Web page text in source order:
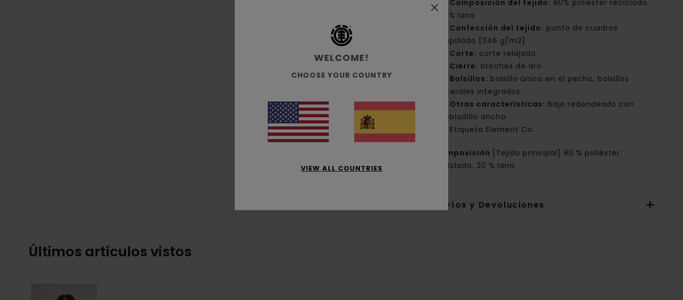
Composición del tejido: 80% poliéster reciclado,
20% lana
Confección del tejido: punto de cuadros
cepillado [346 g/m2]
Corte: corte relajado
Cierre: broches de aro
Bolsillos: bolsillo único en el pecho, bolsillos
laterales integrados
Otras características: bajo redondeado con
dobladillo ancho
Etiqueta Element Co.
Composición
[Tejido principal] 80 % poliéster
reciclado, 20 % lana
Envíos y Devoluciones
Últimos artículos vistos
WELCOME!
CHOOSE YOUR COUNTRY
VIEW ALL COUNTRIES